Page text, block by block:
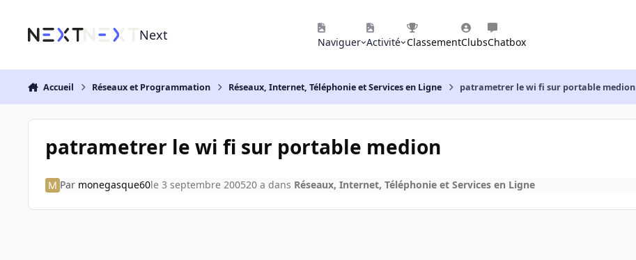
Next Naviguer Activité ClassementClubsChatbox
Accueil Réseaux et Programmation Réseaux, Internet, Téléphonie et Services en Ligne patrametrer le wi fi sur portable medion
patrametrer le wi fi sur portable medion
Par monegasque60le 3 septembre 200520 a dans Réseaux, Internet, Téléphonie et Services en Ligne